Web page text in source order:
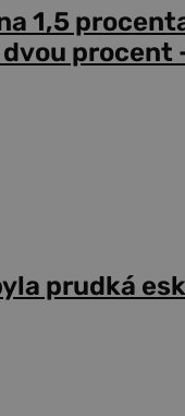
1,5
procent
prudká